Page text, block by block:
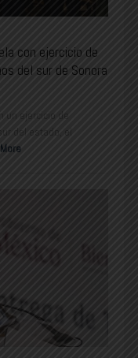
con ejercicio de
del sur de Sonora
un ejercicio de
del estado, el